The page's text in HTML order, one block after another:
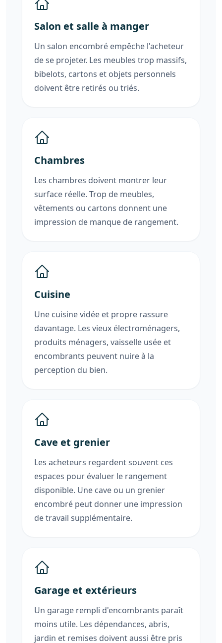
Salon et salle à manger
Un salon encombré empêche l'acheteur
de se projeter. Les meubles trop massifs,
bibelots, cartons et objets personnels
doivent être retirés ou triés.
Chambres
Les chambres doivent montrer leur
surface réelle. Trop de meubles,
vêtements ou cartons donnent une
impression de manque de rangement.
Cuisine
Une cuisine vidée et propre rassure
davantage. Les vieux électroménagers,
produits ménagers, vaisselle usée et
encombrants peuvent nuire à la
perception du bien.
Cave et grenier
Les acheteurs regardent souvent ces
espaces pour évaluer le rangement
disponible. Une cave ou un grenier
encombré peut donner une impression
de travail supplémentaire.
Garage et extérieurs
Un garage rempli d'encombrants paraît
moins utile. Les dépendances, abris,
jardin et remises doivent aussi être pris